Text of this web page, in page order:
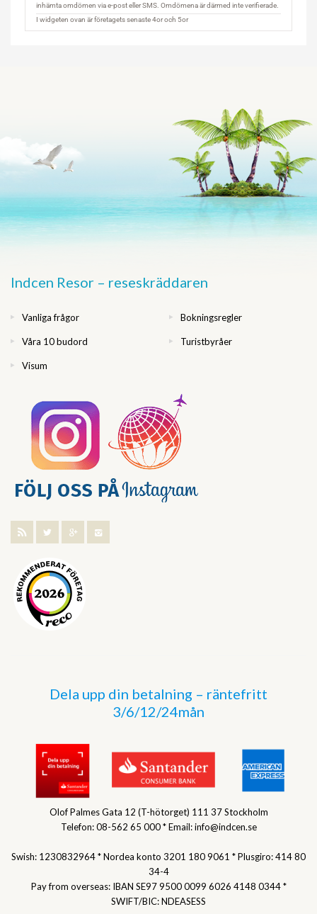
Indcen Resor – reseskräddaren
Vanliga frågor Bokningsregler
Våra 10 budord Turistbyråer
Visum
Dela upp din betalning – räntefritt
3/6/12/24mån
Olof Palmes Gata 12 (T-hötorget) 111 37 Stockholm
Telefon: 08-562 65 000 * Email: info@indcen.se
Swish: 1230832964 * Nordea konto 3201 180 9061 * Plusgiro: 414 80
34-4
Pay from overseas: IBAN SE97 9500 0099 6026 4148 0344 *
SWIFT/BIC: NDEASESS